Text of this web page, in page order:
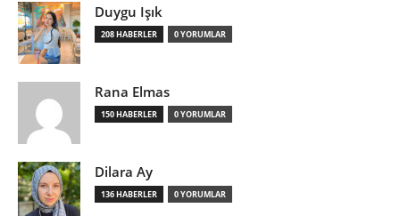
Duygu Işık
208 HABERLER 0 YORUMLAR
Rana Elmas
150 HABERLER 0 YORUMLAR
Dilara Ay
136 HABERLER 0 YORUMLAR